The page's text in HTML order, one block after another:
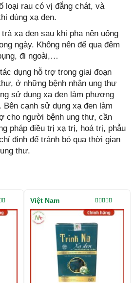
loại rau có vị đắng chát, và
dùng xạ đen.
xạ đen sau khi pha nên uống
ngày. Không nên để qua đêm
đi ngoài,…
dụng hỗ trợ trong giai đoạn
ở những bệnh nhân ung thư
sử dụng xạ đen làm phương
Bên cạnh sử dụng xạ đen làm
cho người bệnh ung thư, cần
pháp điều trị xạ trị, hoá trị, phẫu
định để tránh bỏ qua thời gian
thư.
xếp
5.00
Được xếp
hạng5.00
sao
Việt Nam